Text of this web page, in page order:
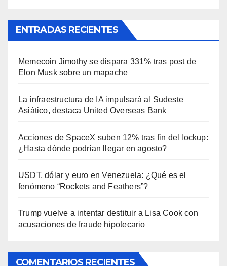
ENTRADAS RECIENTES
Memecoin Jimothy se dispara 331% tras post de
Elon Musk sobre un mapache
La infraestructura de IA impulsará al Sudeste
Asiático, destaca United Overseas Bank
Acciones de SpaceX suben 12% tras fin del lockup:
¿Hasta dónde podrían llegar en agosto?
USDT, dólar y euro en Venezuela: ¿Qué es el
fenómeno “Rockets and Feathers”?
Trump vuelve a intentar destituir a Lisa Cook con
acusaciones de fraude hipotecario
COMENTARIOS RECIENTES